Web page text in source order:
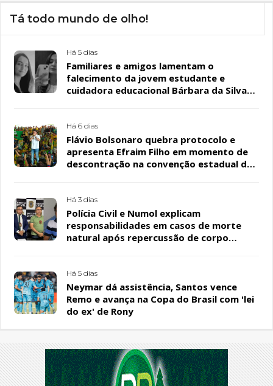
Tá todo mundo de olho!
Há 5 dias
Familiares e amigos lamentam o
falecimento da jovem estudante e
cuidadora educacional Bárbara da Silva
Há 6 dias
Flávio Bolsonaro quebra protocolo e
apresenta Efraim Filho em momento de
descontração na convenção estadual do
Há 3 dias
Polícia Civil e Numol explicam
responsabilidades em casos de morte
natural após repercussão de corpo
Há 5 dias
Neymar dá assistência, Santos vence
Remo e avança na Copa do Brasil com 'lei
do ex' de Rony